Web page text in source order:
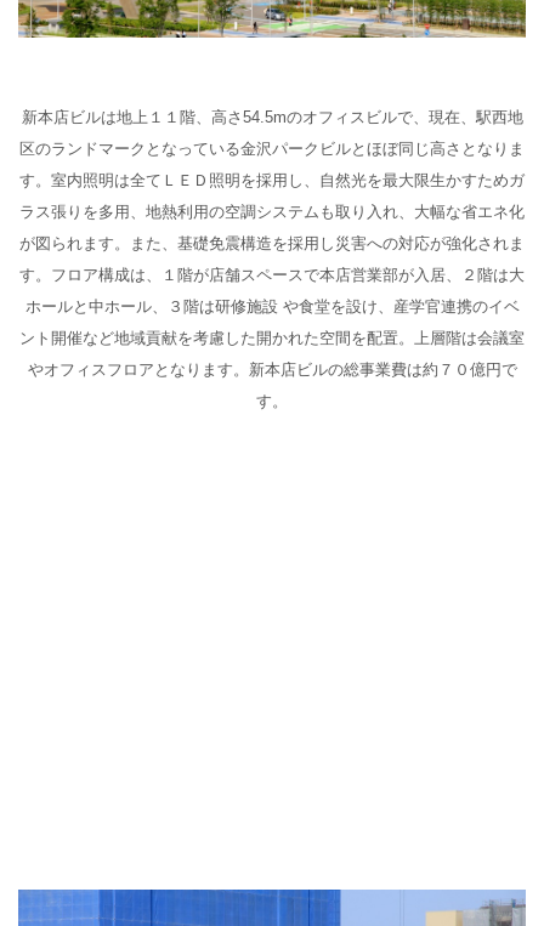
新本店ビルは地上１１階、高さ54.5mのオフィスビルで、現在、駅西地
区のランドマークとなっている金沢パークビルとほぼ同じ高さとなりま
す。室内照明は全てＬＥＤ照明を採用し、自然光を最大限生かすためガ
ラス張りを多用、地熱利用の空調システムも取り入れ、大幅な省エネ化
が図られます。また、基礎免震構造を採用し災害への対応が強化されま
す。フロア構成は、１階が店舗スペースで本店営業部が入居、２階は大
ホールと中ホール、３階は研修施設 や食堂を設け、産学官連携のイベ
ント開催など地域貢献を考慮した開かれた空間を配置。上層階は会議室
やオフィスフロアとなります。新本店ビルの総事業費は約７０億円で
す。